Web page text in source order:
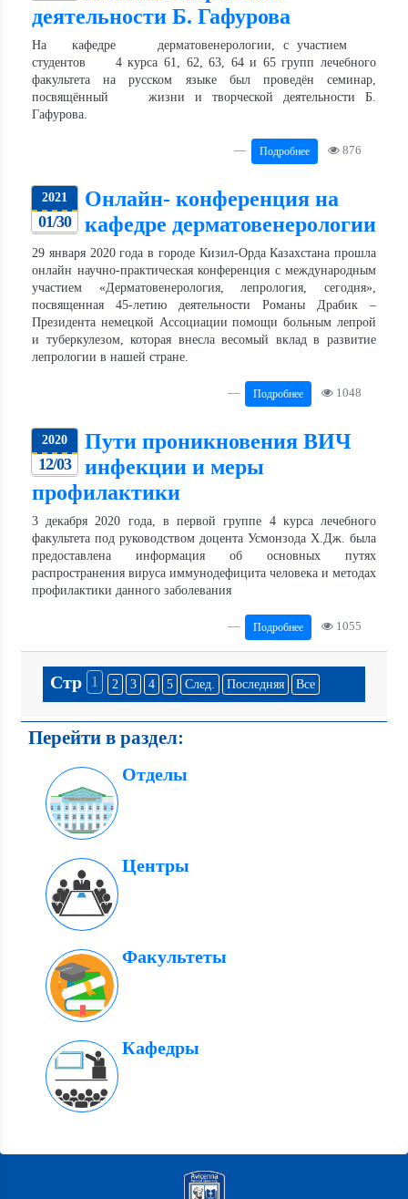
деятельности Б. Гафурова
На кафедре дерматовенерологии, с участием
студентов 4 курса 61, 62, 63, 64 и 65 групп лечебного
факультета на русском языке был проведён семинар,
посвящённый жизни и творческой деятельности Б.
Гафурова.
Подробнее 876
2021
01/30
Онлайн- конференция на
кафедре дерматовенерологии
29 января 2020 года в городе Кизил-Орда Казахстана прошла
онлайн научно-практическая конференция с международным
участием «Дерматовенерология, лепрология, сегодня»,
посвященная 45-летию деятельности Романы Драбик –
Президента немецкой Ассоциации помощи больным лепрой
и туберкулезом, которая внесла весомый вклад в развитие
лепрологии в нашей стране.
Подробнее 1048
2020
12/03
Пути проникновения ВИЧ
инфекции и меры
профилактики
3 декабря 2020 года, в первой группе 4 курса лечебного
факультета под руководством доцента Усмонзода Х.Дж. была
предоставлена информация об основных путях
распространения вируса иммунодефицита человека и методах
профилактики данного заболевания
Подробнее 1055
Стр 1 2 3 4 5 След. Последняя Все
Перейти в раздел:
Отделы
Центры
Факультеты
Кафедры